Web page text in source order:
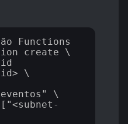
Functions
create \
\
eventos" \